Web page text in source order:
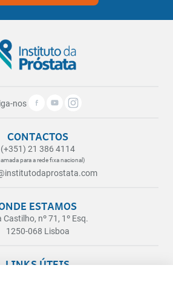
nos
CONTACTOS
(+351) 21 386 4114
para a rede fixa nacional)
ESTAMOS
Castilho, nº 71, 1º Esq.
1250-068 Lisboa
LINKS ÚTEIS